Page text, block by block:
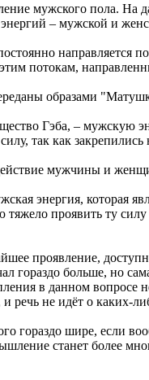
мужского пола. На
– мужской и
направляется
потокам,
образами
Гэба, – мужскую
так как
мужчины и
энергия, которая
проявить ту
проявление,
гораздо больше, но
в данном вопросе
речь не идёт о каких-
гораздо шире, если
станет более